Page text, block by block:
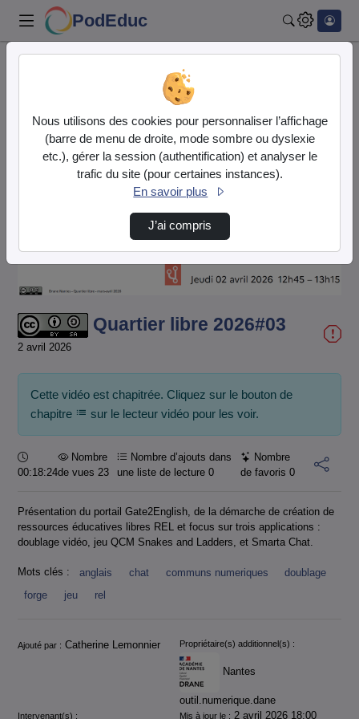
PodEduc
Quartier libre 2026#03
Lire
la
Quartier libre 2026#03
2 avril 2026
Cette vidéo est chapitrée. Cliquez sur le bouton de
chapitre
sur le lecteur vidéo pour les voir.
Durée :
00:18:24
Nombre
de vues 23
Nombre d’ajouts dans
une liste de lecture0
Nombre
de favoris 0
Présentation du portail Gate2English, de la démarche de création de
ressources éducatives libres REL et focus sur trois applications :
doublage vidéo, jeu QCM Snakes and Ladders, et Smarta Chat.
Mots clés : anglais chat communs numeriques
doublage
forge
jeu rel
Informations
Ajouté par : Catherine Lemonnier Propriétaire(s) additionnel(s) :
Nantes
outil.numerique.dane
Intervenant(s) : Mis à jour le : 2 avril 2026 18:00
Nous utilisons des cookies pour personnaliser l’affichage
(barre de menu de droite, mode sombre ou dyslexie
etc.), gérer la session (authentification) et analyser le
trafic du site (pour certaines instances).
En savoir plus
J’ai compris